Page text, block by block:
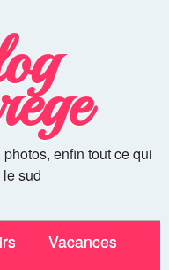
enfin tout ce qui
sud
Vacances